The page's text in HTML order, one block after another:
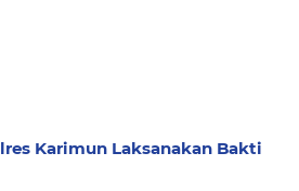
Karimun Laksanakan Bakti